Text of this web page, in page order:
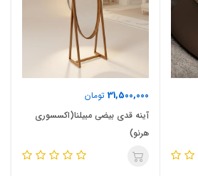
31,500,000 تومان
آینه قدی بیضی مبیلنا(اکسسوری
هرنو)